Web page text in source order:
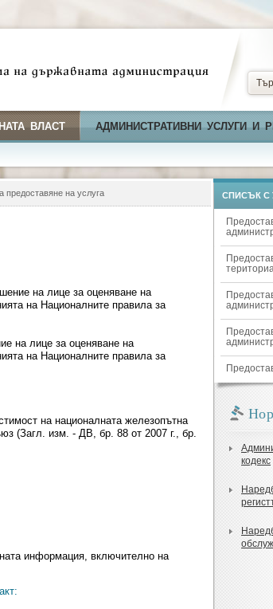
ВЛАСТ АДМИНИСТРАТИВНИ УСЛУГИ И
на услуга
на лице за оценяване на
на Националните правила за
на лице за оценяване на
на Националните правила за
на националната железопътна
(Загл. изм. - ДВ, бр. 88 от 2007 г., бр.
информация, включително на
СПИСЪК С
кодекс